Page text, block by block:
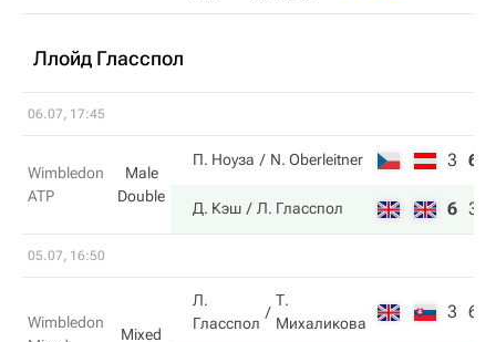
Ллойд Гласспол
06.07, 17:45
Wimbledon
ATP
Male
Double
П. Ноуза N. Oberleitner 3 6
Д. Кэш Л. Гласспол 6 3
05.07, 16:50
Wimbledon
Mixed
Л.
Гласспол
Т.
Михаликова
3 6